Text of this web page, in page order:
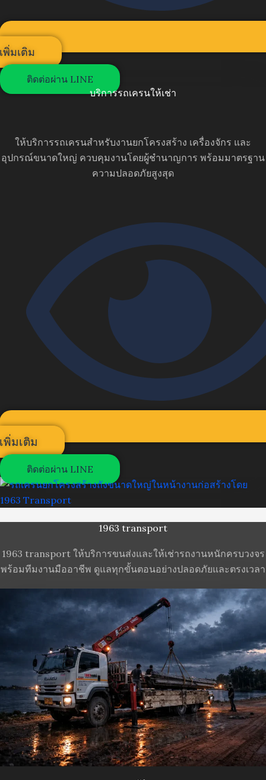
เพิ่มเติม
ติดต่อผ่าน LINE
บริการรถเครนให้เช่า
ให้บริการรถเครนสำหรับงานยกโครงสร้าง เครื่องจักร และ
อุปกรณ์ขนาดใหญ่ ควบคุมงานโดยผู้ชำนาญการ พร้อมมาตรฐาน
ความปลอดภัยสูงสุด
เพิ่มเติม
ติดต่อผ่าน LINE
1963 transport
1963 transport ให้บริการขนส่งและให้เช่ารถงานหนักครบวงจร
พร้อมทีมงานมืออาชีพ ดูแลทุกขั้นตอนอย่างปลอดภัยและตรงเวลา